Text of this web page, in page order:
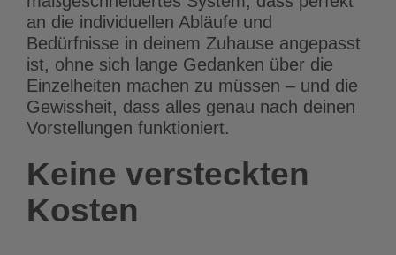
an die individuellen Abläufe und
Bedürfnisse in deinem Zuhause angepasst
ist, ohne sich lange Gedanken über die
Einzelheiten machen zu müssen – und die
Gewissheit, dass alles genau nach deinen
Vorstellungen funktioniert.
Keine versteckten
Kosten